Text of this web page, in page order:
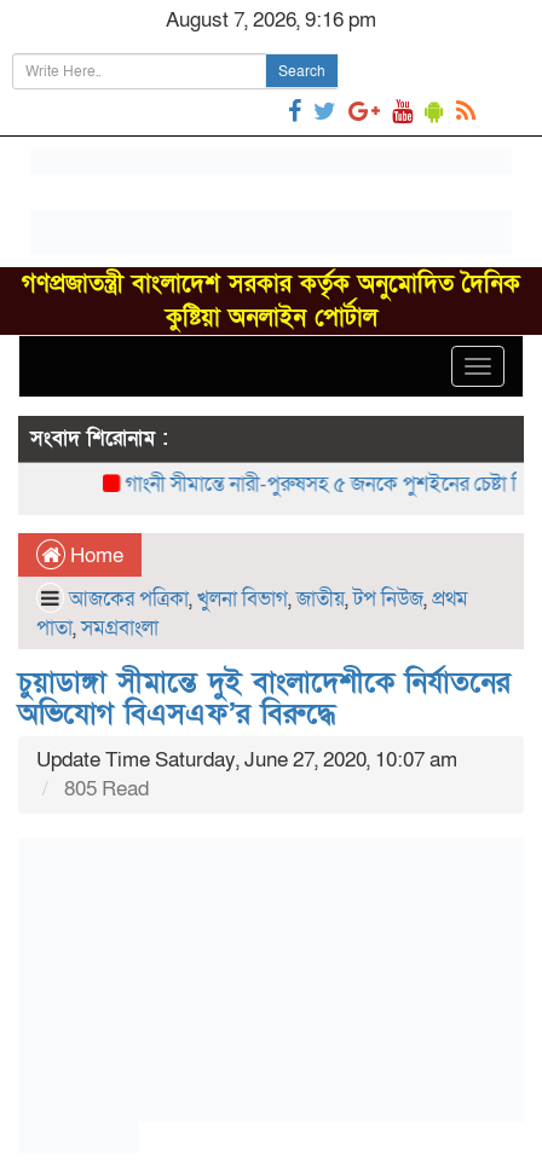
August 7, 2026, 9:16 pm
Search
গণপ্রজাতন্ত্রী বাংলাদেশ সরকার কর্তৃক অনুমোদিত দৈনিক
কুষ্টিয়া অনলাইন পোর্টাল
Toggle
সংবাদ শিরোনাম :
গাংনী সীমান্তে নারী-পুরুষসহ ৫ জনকে পুশইনের চেষ্টা
Home
আজকের পত্রিকা,খুলনা বিভাগ,জাতীয়,টপ নিউজ,প্রথম
পাতা,সমগ্রবাংলা
চুয়াডাঙ্গা সীমান্তে দুই বাংলাদেশীকে নির্যাতনের
অভিযোগ বিএসএফ’র বিরুদ্ধে
Update Time Saturday, June 27, 2020, 10:07 am
805 Read